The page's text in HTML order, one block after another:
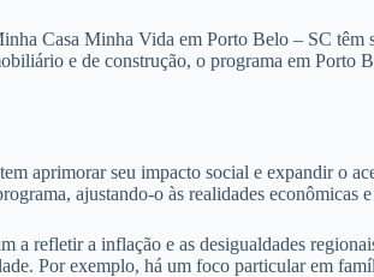
Casa Minha Vida em Porto Belo – SC
e de construção, o programa em Porto
aprimorar seu impacto social e expandir o
ajustando-o às realidades econômicas
a refletir a inflação e as desigualdades
Por exemplo, há um foco particular em